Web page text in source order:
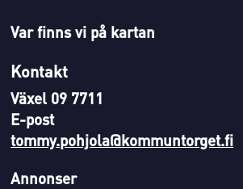
Var finns vi på kartan
Kontakt
Växel 09 7711
E-post
tommy.pohjola@kommuntorget.fi
Annonser